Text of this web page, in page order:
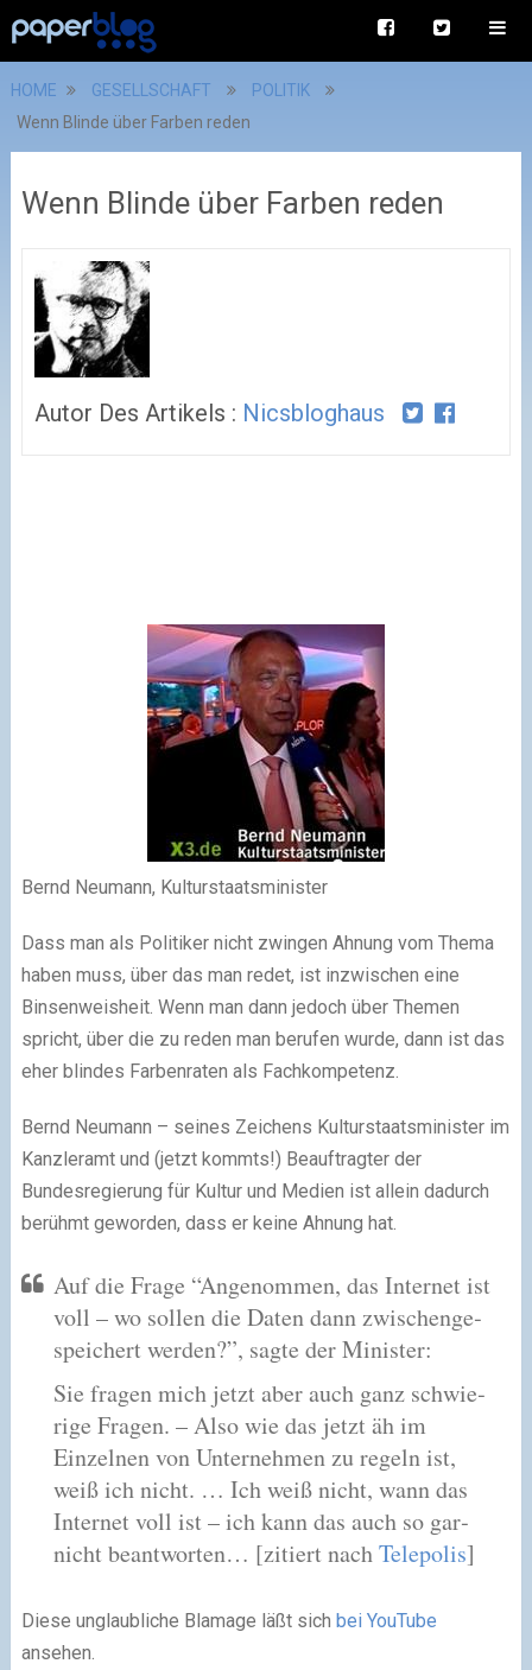
HOME GESELLSCHAFT
POLITIK
Wenn Blinde über Farben reden
Wenn Blinde über Farben reden
Autor Des Artikels : Nicsbloghaus
Bernd Neumann, Kulturstaatsminister
Dass man als Politiker nicht zwin­gen Ahnung vom Thema
haben muss, über das man redet, ist inzwi­schen eine
Binsenweisheit. Wenn man dann jedoch über Themen
spricht, über die zu reden man beru­fen wurde, dann ist das
eher blin­des Farbenraten als Fachkompetenz.
Bernd Neumann – sei­nes Zeichens Kulturstaatsminister im
Kanzleramt und (jetzt kommts!) Beauftragter der
Bundesregierung für Kultur und Medien ist allein dadurch
berühmt gewor­den, dass er keine Ahnung hat.
Auf die Frage “Angenommen, das Internet ist
voll – wo sol­len die Daten dann zwi­schen­ge­
spei­chert wer­den?”, sagte der Minister:
Sie fra­gen mich jetzt aber auch ganz schwie­
rige Fragen. – Also wie das jetzt äh im
Einzelnen von Unternehmen zu regeln ist,
weiß ich nicht. … Ich weiß nicht, wann das
Internet voll ist – ich kann das auch so gar­
nicht beant­wor­ten… [zitiert nachTelepolis]
Diese unglaubliche Blamage läßt sich bei YouTube
ansehen.